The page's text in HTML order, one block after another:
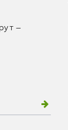
–